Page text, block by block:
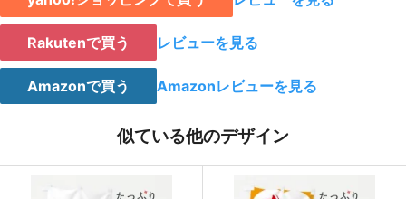
19
20 923
21 921
22 919
917
24 915 21960
Rakutenで買う レビューを見る
Amazonで買う Amazonレビューを見る
似ている他のデザイン